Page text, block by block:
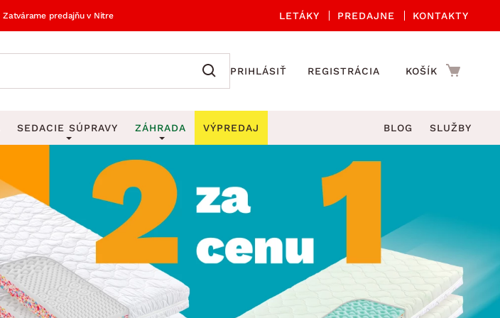
Zatvárame predajňu v Nitre LETÁKY PREDAJNE KONTAKTY
PRIHLÁSIŤ REGISTRÁCIA KOŠÍK
UKLADANIE A ORGANIZÁCIA
Vešiaky na kľúče
Stojany na dáždniky
Stojany na noviny
Stojany na oblečenie
Zobrazit vše
DROBNÉ BYTOVÉ DOPLNKY
Kuchynské príslušenstvo
Záhradné doplnky
SEDACIE SÚPRAVY
Sedacie súpravy do U
Rohové sedacie súpravy
Sedacie súpravy 3-2-1
Sedacie súpravy na mieru
ZÁHRADA
Záhradné stoličky a kreslá
Záhradné stoly
Záhradné hojdačky
Záhradné lehátka
VÝPREDAJ BLOG SLUŽBY